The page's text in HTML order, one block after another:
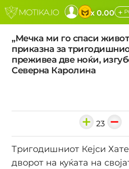
x 0.00 +
„Мечка ми го спаси
приказна за
преживеа две ноќи,
Северна Каролина
23
Тригодишниот Кејси
дворот на куќата на